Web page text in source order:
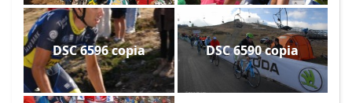
DSC 6596 copia DSC 6590 copia